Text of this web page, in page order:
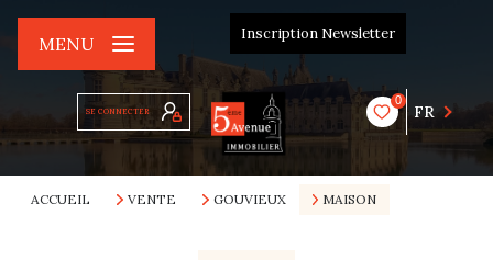
SE CONNECTER
Inscription Newsletter
0
FR
MENU
ACCUEIL VENTE GOUVIEUX MAISON